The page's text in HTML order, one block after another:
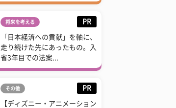
将来を考える PR
「日本経済への貢献」を軸に、
走り続けた先にあったもの。入
省3年目での法案...
その他 PR
【ディズニー・アニメーション